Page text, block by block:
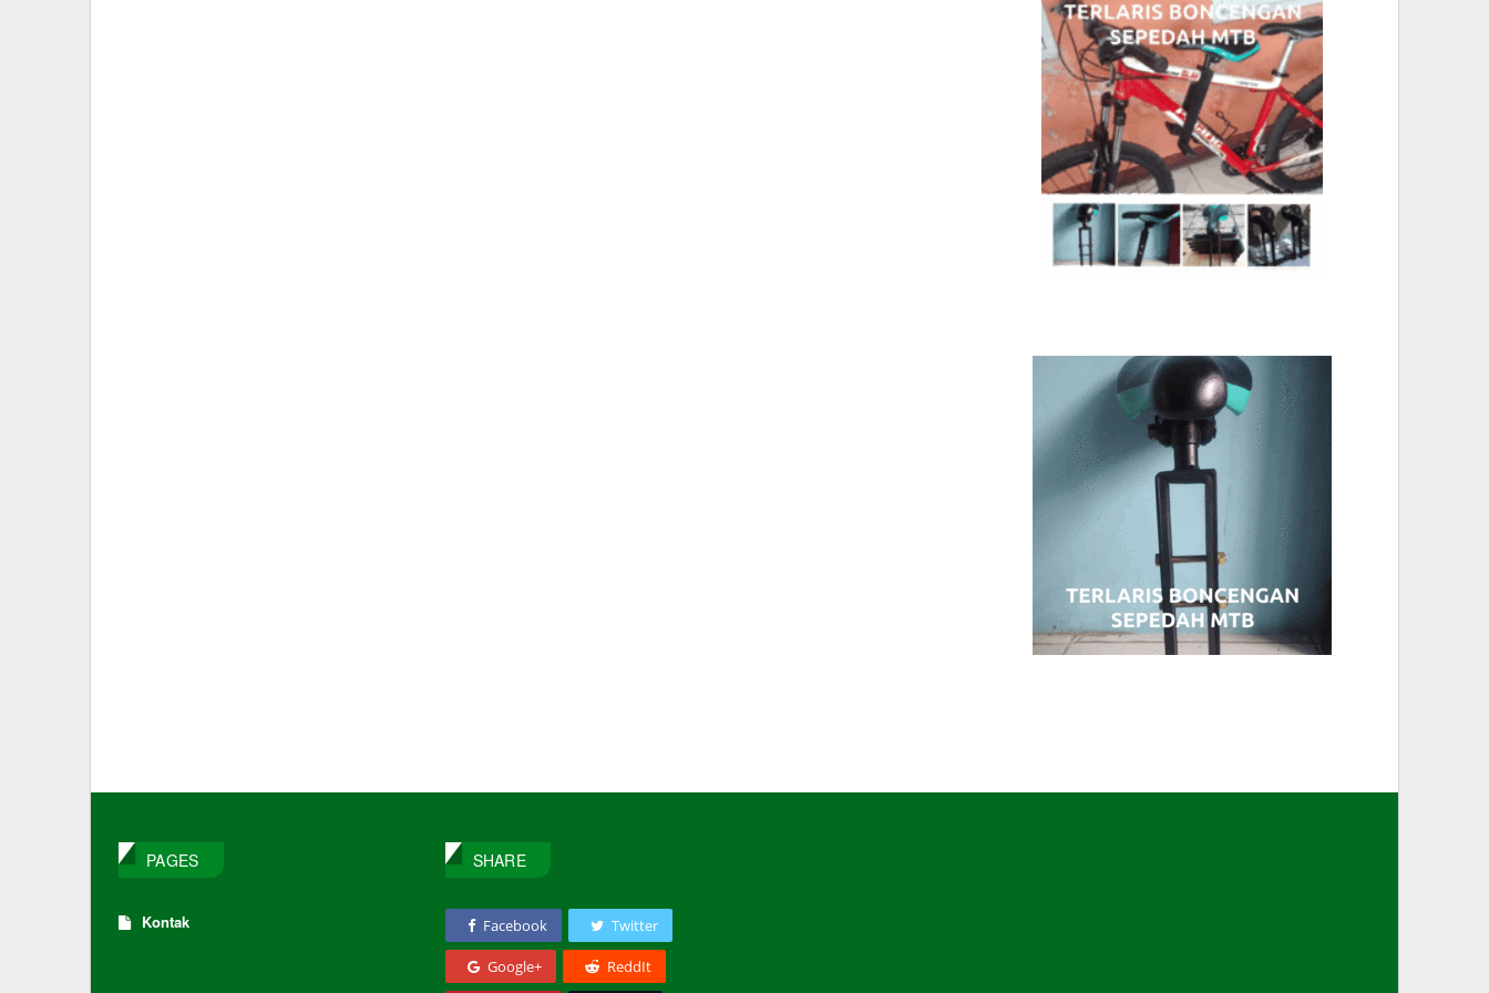
PAGES
Kontak
SHARE
Facebook Twitter
Google+ ReddIt